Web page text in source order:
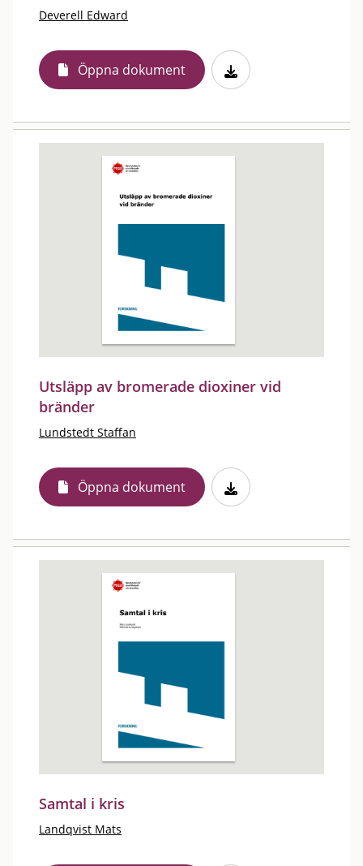
Deverell Edward
Öppna dokument
Utsläpp av bromerade dioxiner vid
bränder
Lundstedt Staffan
Öppna dokument
Samtal i kris
Landqvist Mats